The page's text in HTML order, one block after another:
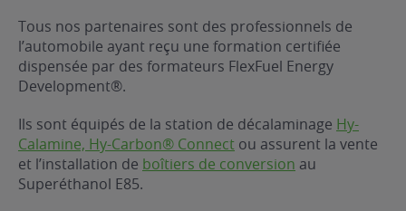
?
gratuit
Tous nos partenaires sont des professionnels de
l’automobile ayant reçu une formation certifiée
dispensée par des formateurs FlexFuel Energy
Development®.
Ils sont équipés de la station de décalaminage Hy-
Calamine, Hy-Carbon® Connect ou assurent la vente
et l’installation de boîtiers de conversion au
Superéthanol E85.